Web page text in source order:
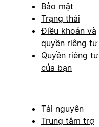
Bảo mật
Trạng thái
Điều khoản và
quyền riêng tư
Quyền riêng tư
của bạn
Tài nguyên
Trung tâm trợ